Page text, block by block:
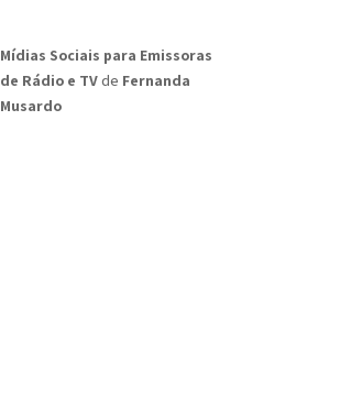
Mídias Sociais para Emissoras
de Rádio e TVde Fernanda
Musardo